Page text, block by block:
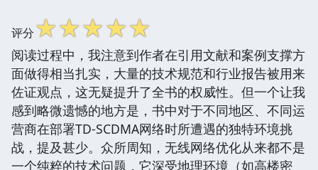
评分☆☆☆☆☆
阅读过程中，我注意到作者在引用文献和案例支撑方
面做得相当扎实，大量的技术规范和行业报告被用来
佐证观点，这无疑提升了全书的权威性。但一个让我
感到略微遗憾的地方是，书中对于不同地区、不同运
营商在部署TD-SCDMA网络时所遭遇的独特环境挑
战，提及甚少。众所周知，无线网络优化从来都不是
一个纯粹的技术问题，它深受地理环境（如高楼密